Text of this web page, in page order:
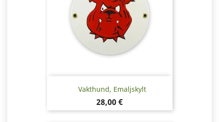
Vakthund, Emaljskylt
Pris
28,00 €